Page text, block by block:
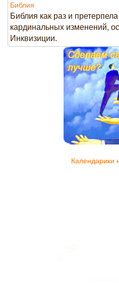
Библия
Библия как раз и
кардинальных изменений,
Инквизиции.
Календарики